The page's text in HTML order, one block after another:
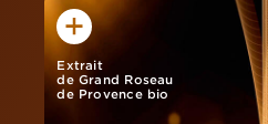
Extrait
de Grand Roseau
de Provence bio